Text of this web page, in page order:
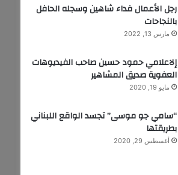
رجل الأعمال فداء شاهين وسجله الحافل
بالنجاحات
مارس 13, 2022
إلاعلامي حمود حسين صاحب الفيديوهات
العفوية صديق المشاهير
مايو 19, 2020
“سامي جو موسى” تجسد الواقع اللبناني
بطريقتها
أغسطس 29, 2020